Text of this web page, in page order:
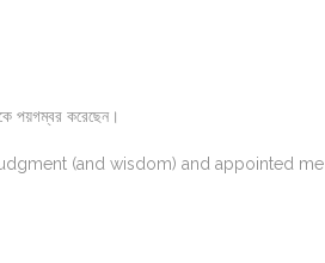
পয়গম্বর করেছেন।
(and wisdom) and appointed